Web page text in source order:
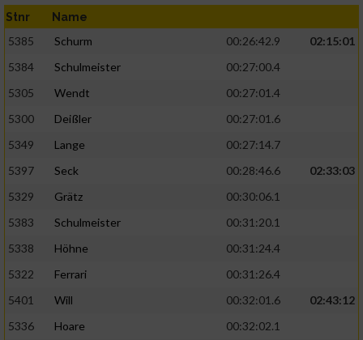
Stnr Name
5385 Schurm 00:26:42.9
02:15:01
5384
Schulmeister
00:27:00.4
5305
Wendt
00:27:01.4
5300
Deißler
00:27:01.6
5349
Lange
00:27:14.7
5397
Seck 00:28:46.6
02:33:03
5329
Grätz
00:30:06.1
5383
Schulmeister
00:31:20.1
5338
Höhne
00:31:24.4
5322
Ferrari
00:31:26.4
5401
Will 00:32:01.6
02:43:12
5336
Hoare
00:32:02.1